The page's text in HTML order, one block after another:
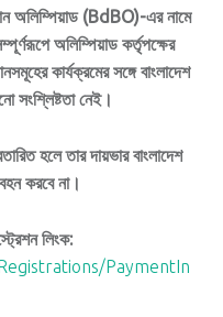
অলিম্পিয়াড (BdBO)-এর নামে
অলিম্পিয়াড কর্তৃপক্ষের
কার্যক্রমের সঙ্গে বাংলাদেশ
সংশ্লিষ্টতা নেই।
হলে তার দায়ভার বাংলাদেশ
করবে না।
লিংক:
PaymentIn